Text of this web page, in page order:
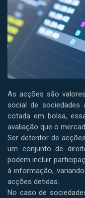
As acções são
social de sociedades
cotada em bolsa,
avaliação que o
Ser detentor de
um conjunto de
podem incluir
à informação,
acções detidas.
No caso de